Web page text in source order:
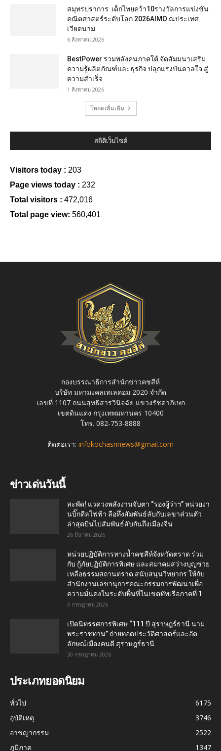
สมุทรปราการ เด็กไทยคว้า10รางวัลการแข่งขัน
คณิตศาสตร์ระดับโลก 2026AIMO ณประเทศ
เวียดนาม
6 สิงหาคม 2026
BestPower รวมพลังคนภาคใต้ จัดสัมมนาเสริม
ความรู้ผลิตภัณฑ์และธุรกิจ ปลุกแรงบันดาลใจ สู่
ความสำเร็จ
1 สิงหาคม 2026
โหลดเพิ่มเติม
สถิติเว็บไซต์
Visitors today : 203
Page views today : 232
Total visitors : 472,016
Total page view: 560,401
กองบรรณาธิการสำนักข่าวคชสีห์
บริษัท มหามงคลเทเลคอม 2020 จำกัด
เลขที่ 1107 ถนนสุทธิสารวินิจฉัย แขวงรัชดาภิเษก
เขตดินแดง กรุงเทพมหานคร 10400
โทร. 082-753-8888
ติดต่อเรา: infokochasrinews@gmail.com
ข่าวเด่นวันนี้
สะพัด! แวดวงพลังงานจับตา “รองผู้ว่าฯ” หน่วยงา
นบิ๊กดีลไฟฟ้า ลือหึ่งสัมพันธ์ลับกับเลขาส่วนตัว
ล่าสุดบินไปสัมพันธ์ลับกันถึงเมืองจีน
26 มีนาคม 2026
หน่วยปฏิบัติการทางน้ำคชสีห์จังหวัดตราด ร่วม
กับ กู้ภัยปฏิบัติการพิเศษ และสมาคมสว่างบุญช่วย
เหลือธรรมสถานตราด สนับสนุนวิทยากร ให้กับ
สำนักงานเลขานุการคณะกรรมการพัฒนาเพื่อ
ความมั่นคงในระดับพื้นที่ในเขตทัพเรือภาคที่ 1
3 กรกฎาคม 2026
เปิดนิทรรศการพิเศษ “111 ปี สุราษฎร์ธานี นาม
พระราชทาน” ถ่ายทอดประวัติศาสตร์และอัต
ลักษณ์เมืองคนดี สุราษฎร์ธานี
30 กรกฎาคม 2026
ประเภทยอดนิยม
ทั่วไป
6175
อุบัติเหตุ
3746
อาชญากรรม
2522
ภูมิภาค
1347